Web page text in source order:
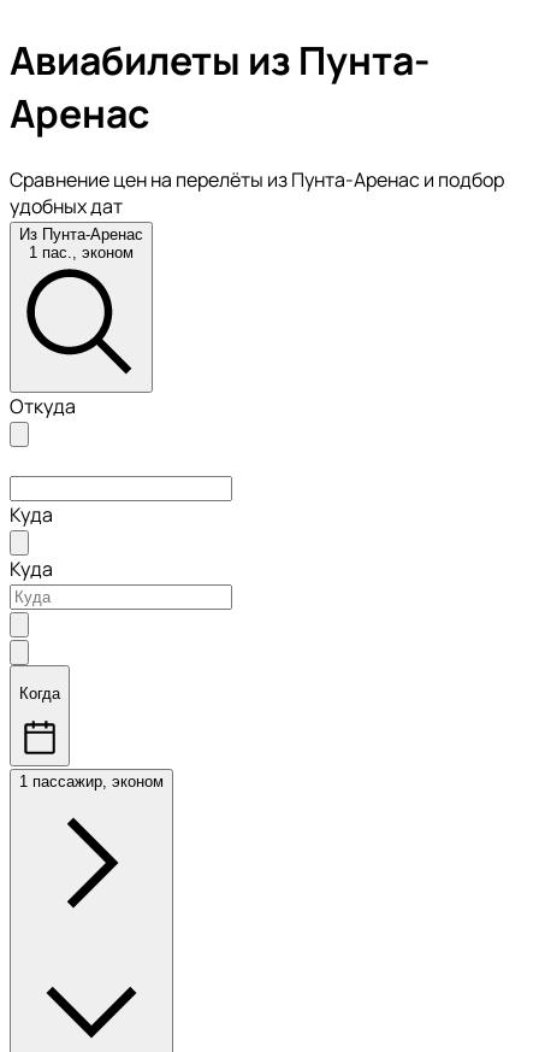
Авиабилеты из Пунта-
Аренас
Сравнение цен на перелёты из Пунта-Аренас и подбор
удобных дат
Из Пунта-Аренас
1 пас., эконом
Откуда
Куда
Куда
Когда
1 пассажир, эконом